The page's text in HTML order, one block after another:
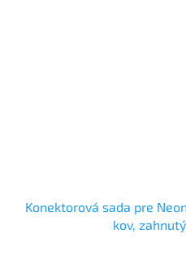
Konektorová sada pre
kov,